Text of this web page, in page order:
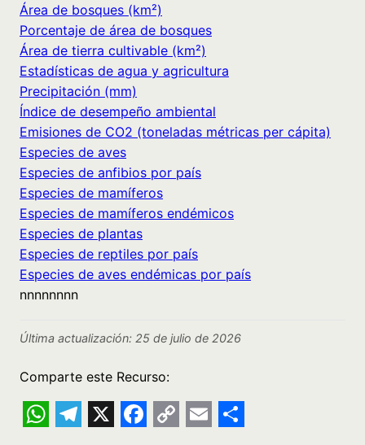
Área de bosques (km²)
Porcentaje de área de bosques
Área de tierra cultivable (km²)
Estadísticas de agua y agricultura
Precipitación (mm)
Índice de desempeño ambiental
Emisiones de CO2 (toneladas métricas per cápita)
Especies de aves
Especies de anfibios por país
Especies de mamíferos
Especies de mamíferos endémicos
Especies de plantas
Especies de reptiles por país
Especies de aves endémicas por país
nnnnnnnn
Última actualización: 25 de julio de 2026
Comparte este Recurso: